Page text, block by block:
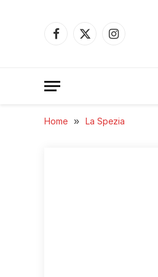
Facebook
X
Instagram
Home » La Spezia